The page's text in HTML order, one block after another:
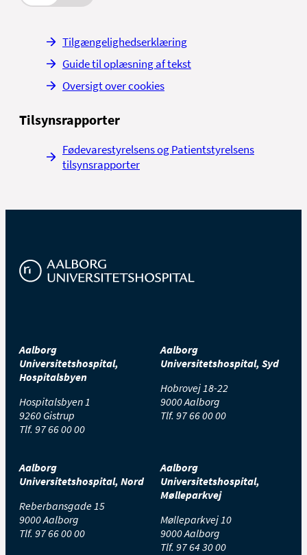
Tilgængelighedserklæring
Guide til oplæsning af tekst
Oversigt over cookies
Tilsynsrapporter
Fødevarestyrelsens og Patientstyrelsens
tilsynsrapporter
Aalborg
Universitetshospital,
Hospitalsbyen
Hospitalsbyen 1
9260 Gistrup
Tlf. 97 66 00 00
Aalborg
Universitetshospital, Syd
Hobrovej 18-22
9000 Aalborg
Tlf. 97 66 00 00
Aalborg
Universitetshospital, Nord
Reberbansgade 15
9000 Aalborg
Tlf. 97 66 00 00
Aalborg
Universitetshospital,
Mølleparkvej
Mølleparkvej 10
9000 Aalborg
Tlf. 97 64 30 00